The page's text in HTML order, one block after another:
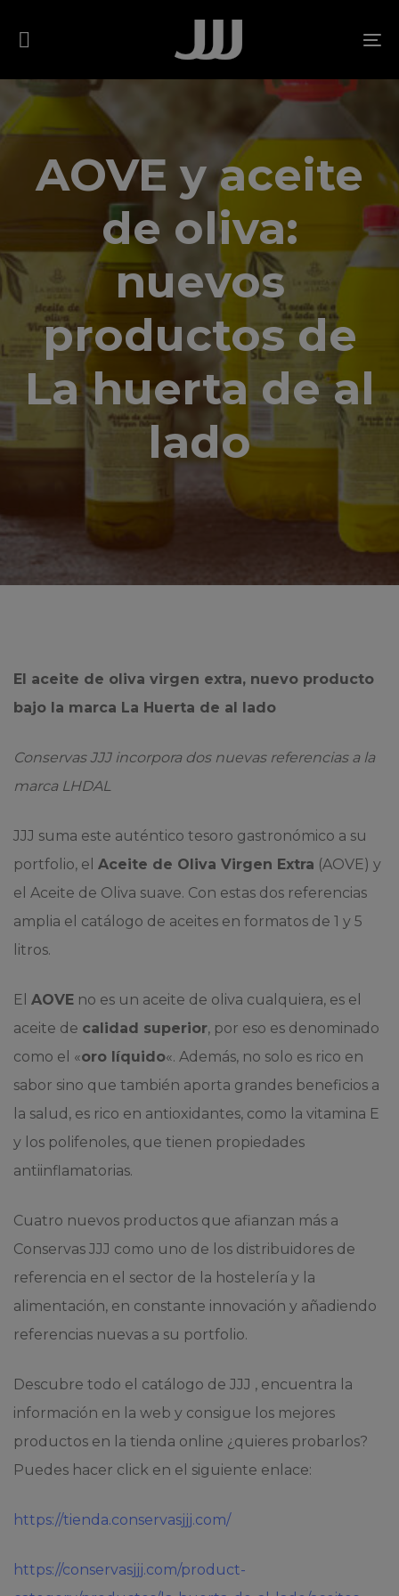
links
AOVE y aceite
de oliva:
nuevos
productos de
La huerta de al
lado
El aceite de oliva virgen extra, nuevo producto
bajo la marca La Huerta de al lado
Conservas JJJ incorpora dos nuevas referencias a la
marca LHDAL
JJJ suma este auténtico tesoro gastronómico a su
portfolio, el Aceite de Oliva Virgen Extra (AOVE) y
el Aceite de Oliva suave. Con estas dos referencias
amplia el catálogo de aceites en formatos de 1 y 5
litros.
El AOVE no es un aceite de oliva cualquiera, es el
aceite de calidad superior, por eso es denominado
como el «oro líquido«. Además, no solo es rico en
sabor sino que también aporta grandes beneficios a
la salud, es rico en antioxidantes, como la vitamina E
y los polifenoles, que tienen propiedades
antiinflamatorias.
Cuatro nuevos productos que afianzan más a
Conservas JJJ como uno de los distribuidores de
referencia en el sector de la hostelería y la
alimentación, en constante innovación y añadiendo
referencias nuevas a su portfolio.
Descubre todo el catálogo de JJJ , encuentra la
información en la web y consigue los mejores
productos en la tienda online ¿quieres probarlos?
Puedes hacer click en el siguiente enlace:
https://tienda.conservasjjj.com/
https://conservasjjj.com/product-